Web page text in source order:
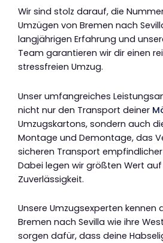
Wir sind stolz darauf, die
Umzügen von Bremen nach
langjährigen Erfahrung und
Team garantieren wir dir einen
stressfreien Umzug.
Unser umfangreiches
nicht nur den Transport deiner
Umzugskartons, sondern auch
Montage und Demontage, das
sicheren Transport
Dabei legen wir größten Wert
Zuverlässigkeit.
Unsere Umzugsexperten kennen
Bremen nach Sevilla wie ihre
sorgen dafür, dass deine